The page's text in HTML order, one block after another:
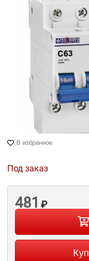
В избранное
Под заказ
481 ₽